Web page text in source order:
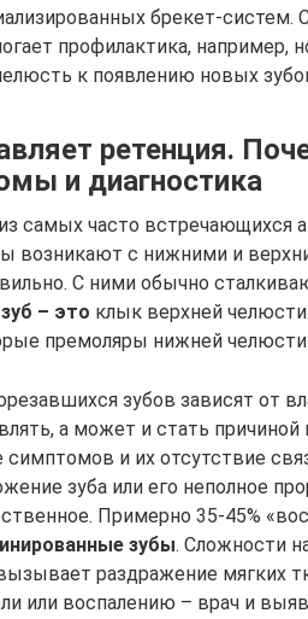
брекет-систем.
профилактика, например,
к появлению новых
ретенция.
и диагностика
самых часто встречающихся
возникают с нижними и
С ними обычно
– это клык верхней
премоляры нижней челюсти.
зубов зависят от
а может и стать
симптомов и их отсутствие
зуба или его неполное
Примерно 35-45%
зубы. Сложности
раздражение мягких
или воспалению – врач и